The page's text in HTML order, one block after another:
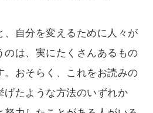
、自分を変えるために人々が
のは、実にたくさんあるもの
。おそらく、これをお読みの
げたような方法のいずれか